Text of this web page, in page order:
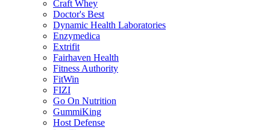
Craft Whey
Doctor's Best
Dynamic Health Laboratories
Enzymedica
Extrifit
Fairhaven Health
Fitness Authority
FitWin
FIZI
Go On Nutrition
GummiKing
Host Defense